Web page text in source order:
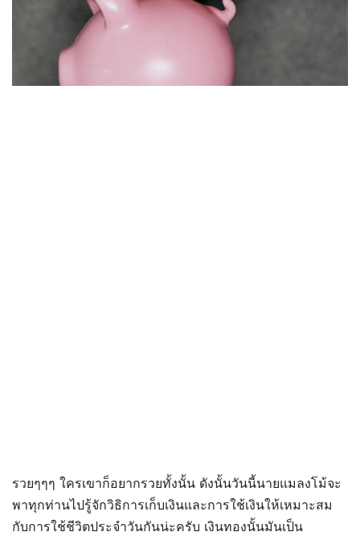
รวยๆๆๆ ใครเขาก็อยากรวยทั้งนั้น ดังนั้นวันนี้นายแมลงโม้จะ
พาทุกท่านไปรู้จักวิธิการเก็บเงินและการใช้เงินให้เหมาะสม
กับการใช้ชีวิตประจำวันกันน่ะครับ เงินทองนั้นมันเป็น